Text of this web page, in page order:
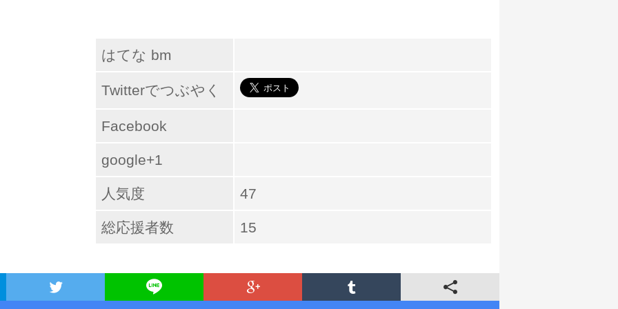
はてな bm
Twitterでつぶやく
Facebook
google+1
人気度 47
総応援者数 15